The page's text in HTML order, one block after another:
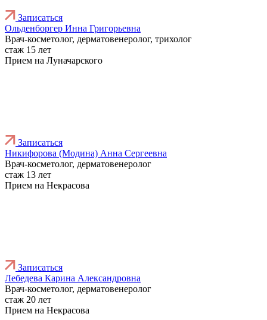
Записаться
Ольденборгер Инна Григорьевна
Врач-косметолог, дерматовенеролог, трихолог
стаж 15 лет
Прием на Луначарского
Записаться
Никифорова (Модина) Анна Сергеевна
Врач-косметолог, дерматовенеролог
стаж 13 лет
Прием на Некрасова
Записаться
Лебедева Карина Александровна
Врач-косметолог, дерматовенеролог
стаж 20 лет
Прием на Некрасова